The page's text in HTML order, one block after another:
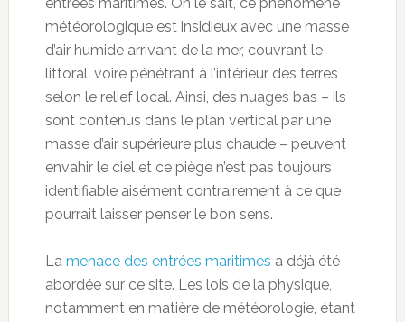
météorologique est insidieux avec une masse
d’air humide arrivant de la mer, couvrant le
littoral, voire pénétrant à l’intérieur des terres
selon le relief local. Ainsi, des nuages bas – ils
sont contenus dans le plan vertical par une
masse d’air supérieure plus chaude – peuvent
envahir le ciel et ce piège n’est pas toujours
identifiable aisément contrairement à ce que
pourrait laisser penser le bon sens.
La menace des entrées maritimes a déjà été
abordée sur ce site. Les lois de la physique,
notamment en matière de météorologie, étant